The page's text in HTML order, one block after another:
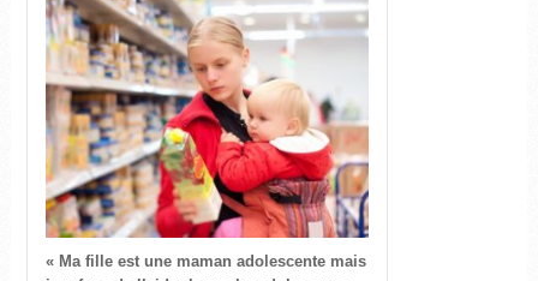
« Ma fille est une maman adolescente mais